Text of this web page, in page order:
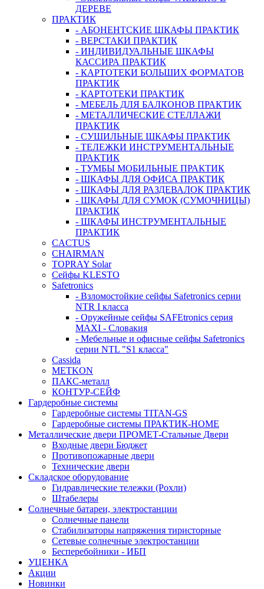
ДЕРЕВЕ
ПРАКТИК
- АБОНЕНТСКИЕ ШКАФЫ ПРАКТИК
- ВЕРСТАКИ ПРАКТИК
- ИНДИВИДУАЛЬНЫЕ ШКАФЫ
КАССИРА ПРАКТИК
- КАРТОТЕКИ БОЛЬШИХ ФОРМАТОВ
ПРАКТИК
- КАРТОТЕКИ ПРАКТИК
- МЕБЕЛЬ ДЛЯ БАЛКОНОВ ПРАКТИК
- МЕТАЛЛИЧЕСКИЕ СТЕЛЛАЖИ
ПРАКТИК
- СУШИЛЬНЫЕ ШКАФЫ ПРАКТИК
- ТЕЛЕЖКИ ИНСТРУМЕНТАЛЬНЫЕ
ПРАКТИК
- ТУМБЫ МОБИЛЬНЫЕ ПРАКТИК
- ШКАФЫ ДЛЯ ОФИСА ПРАКТИК
- ШКАФЫ ДЛЯ РАЗДЕВАЛОК ПРАКТИК
- ШКАФЫ ДЛЯ СУМОК (СУМОЧНИЦЫ)
ПРАКТИК
- ШКАФЫ ИНСТРУМЕНТАЛЬНЫЕ
ПРАКТИК
CACTUS
CHAIRMAN
TOPRAY Solar
Сейфы KLESTO
Safetronics
- Взломостойкие сейфы Safetronics серии
NTR I класса
- Оружейные сейфы SAFEtronics серия
MAXI - Словакия
- Мебельные и офисные сейфы Safetronics
серии NTL "S1 класса"
Cassida
METKON
ПАКС-металл
КОНТУР-СЕЙФ
Гардеробные системы
Гардеробные системы TITAN-GS
Гардеробные системы ПРАКТИК-HOME
Металлические двери ПРОМЕТ-Стальные Двери
Входные двери Бюджет
Противопожарные двери
Технические двери
Складское оборудование
Гидравлические тележки (Рохли)
Штабелеры
Солнечные батареи, электростанции
Солнечные панели
Стабилизаторы напряжения тиристорные
Сетевые солнечные электростанции
Бесперебойники - ИБП
УЦЕНКА
Акции
Новинки